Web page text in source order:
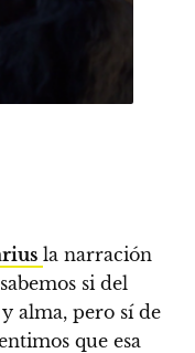
la narración
si del
alma, pero sí de
que esa